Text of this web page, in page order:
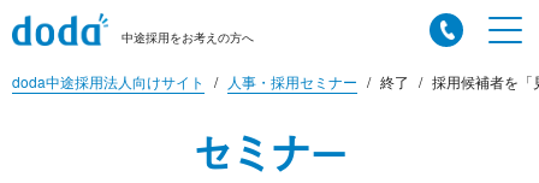
中途採用をお考えの方へ
doda中途採用法人向けサイト 人事・採用セミナー 終了 採用候補者を「
セミナー